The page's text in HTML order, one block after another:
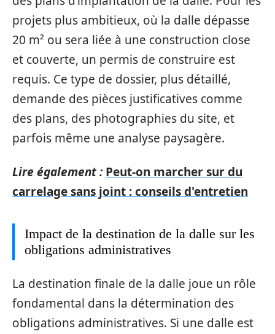
projets plus ambitieux, où la dalle dépasse
20 m² ou sera liée à une construction close
et couverte, un permis de construire est
requis. Ce type de dossier, plus détaillé,
demande des pièces justificatives comme
des plans, des photographies du site, et
parfois même une analyse paysagère.
Lire également : Peut-on marcher sur du
carrelage sans joint : conseils d'entretien
Impact de la destination de la dalle sur les
obligations administratives
La destination finale de la dalle joue un rôle
fondamental dans la détermination des
obligations administratives. Si une dalle est